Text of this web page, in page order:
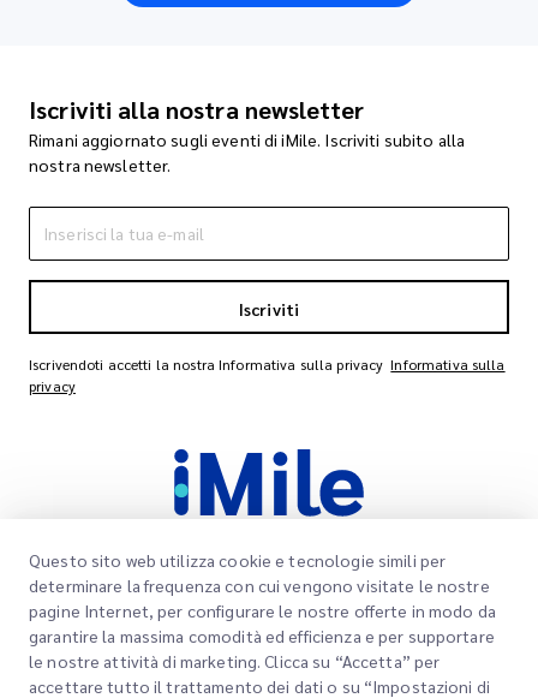
Iscriviti alla nostra newsletter
Rimani aggiornato sugli eventi di iMile. Iscriviti subito alla
nostra newsletter.
Iscriviti
Iscrivendoti accetti la nostra Informativa sulla privacy Informativa sulla
privacy
Link rapidi
Sedi degli uffici
Aziendale
Questo sito web utilizza cookie e tecnologie simili per
determinare la frequenza con cui vengono visitate le nostre
pagine Internet, per configurare le nostre offerte in modo da
garantire la massima comodità ed efficienza e per supportare
le nostre attività di marketing. Clicca su “Accetta” per
accettare tutto il trattamento dei dati o su “Impostazioni di